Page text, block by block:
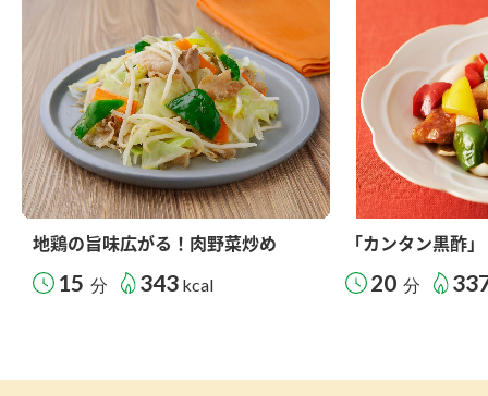
地鶏の旨味広がる！肉野菜炒め
15 分 343 kcal
「カンタン黒酢
20 分